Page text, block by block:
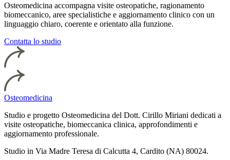
Osteomedicina accompagna visite osteopatiche, ragionamento
biomeccanico, aree specialistiche e aggiornamento clinico con un
linguaggio chiaro, coerente e orientato alla funzione.
Contatta lo studio
Osteomedicina
Studio e progetto Osteomedicina del Dott. Cirillo Miriani dedicati a
visite osteopatiche, biomeccanica clinica, approfondimenti e
aggiornamento professionale.
Studio in Via Madre Teresa di Calcutta 4, Cardito (NA) 80024.